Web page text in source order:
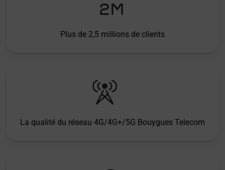
Plus de 2,5 millions de clients
La qualité du réseau 4G/4G+/5G Bouygues Telecom